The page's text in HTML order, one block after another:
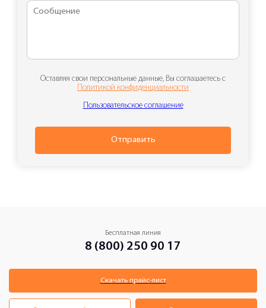
Оставляя свои персональные данные, Вы соглашаетесь с
Политикой конфиденциальности
Пользовательское соглашение
Отправить
Бесплатная линия
8 (800) 250 90 17
Скачать прайс-лист